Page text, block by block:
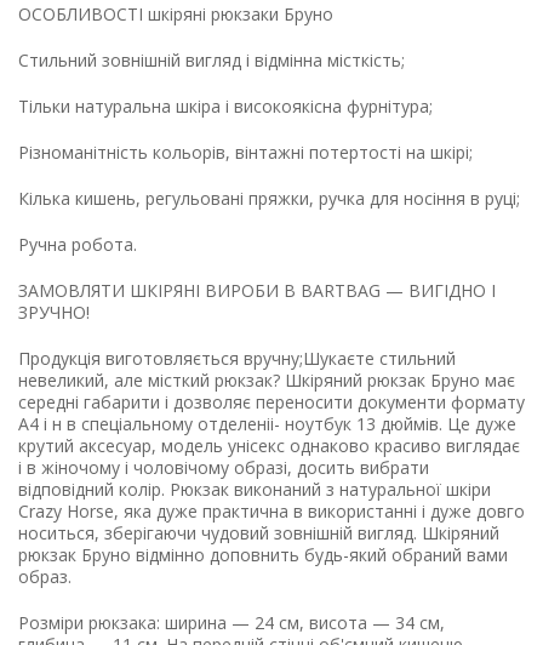
ОСОБЛИВОСТІ шкіряні рюкзаки Бруно
Стильний зовнішній вигляд і відмінна місткість;
Тільки натуральна шкіра і високоякісна фурнітура;
Різноманітність кольорів, вінтажні потертості на шкірі;
Кілька кишень, регульовані пряжки, ручка для носіння в руці;
Ручна робота.
ЗАМОВЛЯТИ ШКІРЯНІ ВИРОБИ В BARTBAG — ВИГІДНО І
ЗРУЧНО!
Продукція виготовляється вручну;Шукаєте стильний
невеликий, але місткий рюкзак? Шкіряний рюкзак Бруно має
середні габарити і дозволяє переносити документи формату
А4 і н в спеціальному отделеніі- ноутбук 13 дюймів. Це дуже
крутий аксесуар, модель унісекс однаково красиво виглядає
і в жіночому і чоловічому образі, досить вибрати
відповідний колір. Рюкзак виконаний з натуральної шкіри
Crazy Horse, яка дуже практична в використанні і дуже довго
носиться, зберігаючи чудовий зовнішній вигляд. Шкіряний
рюкзак Бруно відмінно доповнить будь-який обраний вами
образ.
Розміри рюкзака: ширина — 24 см, висота — 34 см,